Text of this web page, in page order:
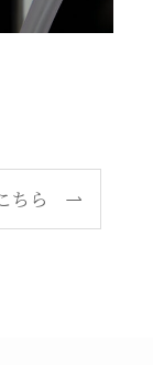
ちら